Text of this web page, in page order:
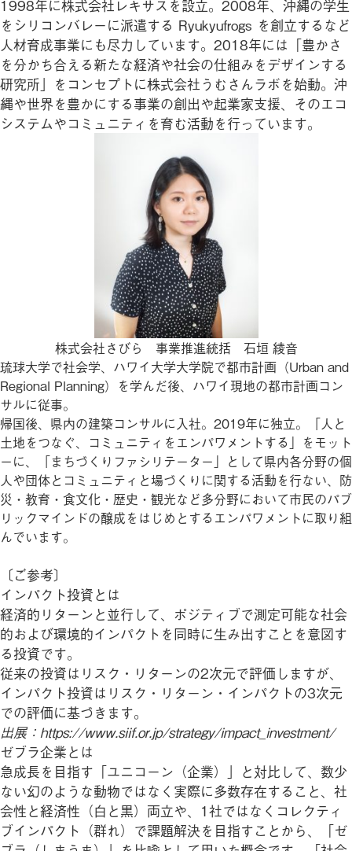
1998年に株式会社レキサスを設立。2008年、沖縄の学生
をシリコンバレーに派遣する Ryukyufrogs を創立するなど
人材育成事業にも尽力しています。2018年には「豊かさ
を分かち合える新たな経済や社会の仕組みをデザインする
研究所」をコンセプトに株式会社うむさんラボを始動。沖
縄や世界を豊かにする事業の創出や起業家支援、そのエコ
システムやコミュニティを育む活動を行っています。
株式会社さびら 事業推進統括 石垣 綾音
琉球大学で社会学、ハワイ大学大学院で都市計画（Urban and
Regional Planning）を学んだ後、ハワイ現地の都市計画コン
サルに従事。
帰国後、県内の建築コンサルに入社。2019年に独立。「人と
土地をつなぐ、コミュニティをエンパワメントする」をモット
ーに、「まちづくりファシリテーター」として県内各分野の個
人や団体とコミュニティと場づくりに関する活動を行ない、防
災・教育・食文化・歴史・観光など多分野において市民のパブ
リックマインドの醸成をはじめとするエンパワメントに取り組
んでいます。
〔ご参考〕
インパクト投資とは
経済的リターンと並行して、ポジティブで測定可能な社会
的および環境的インパクトを同時に生み出すことを意図す
る投資です。
従来の投資はリスク・リターンの2次元で評価しますが、
インパクト投資はリスク・リターン・インパクトの3次元
での評価に基づきます。
出展：https://www.siif.or.jp/strategy/impact_investment/
ゼブラ企業とは
急成長を目指す「ユニコーン（企業）」と対比して、数少
ない幻のような動物ではなく実際に多数存在すること、社
会性と経済性（白と黒）両立や、1社ではなくコレクティ
ブインパクト（群れ）で課題解決を目指すことから、「ゼ